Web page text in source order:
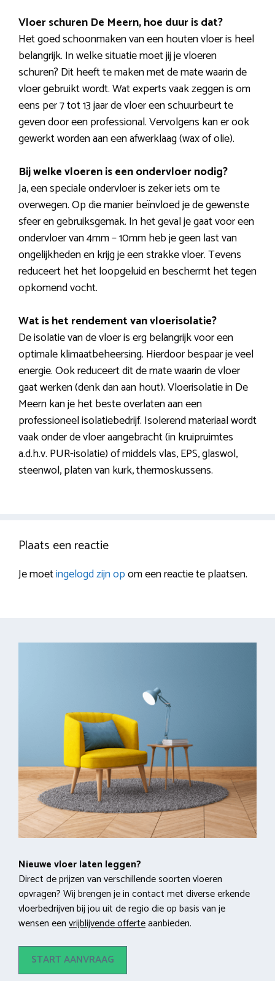
Vloer schuren De Meern, hoe duur is dat?
Het goed schoonmaken van een houten vloer is heel
belangrijk. In welke situatie moet jij je vloeren
schuren? Dit heeft te maken met de mate waarin de
vloer gebruikt wordt. Wat experts vaak zeggen is om
eens per 7 tot 13 jaar de vloer een schuurbeurt te
geven door een professional. Vervolgens kan er ook
gewerkt worden aan een afwerklaag (wax of olie).
Bij welke vloeren is een ondervloer nodig?
Ja, een speciale ondervloer is zeker iets om te
overwegen. Op die manier beïnvloed je de gewenste
sfeer en gebruiksgemak. In het geval je gaat voor een
ondervloer van 4mm – 10mm heb je geen last van
ongelijkheden en krijg je een strakke vloer. Tevens
reduceert het het loopgeluid en beschermt het tegen
opkomend vocht.
Wat is het rendement van vloerisolatie?
De isolatie van de vloer is erg belangrijk voor een
optimale klimaatbeheersing. Hierdoor bespaar je veel
energie. Ook reduceert dit de mate waarin de vloer
gaat werken (denk dan aan hout). Vloerisolatie in De
Meern kan je het beste overlaten aan een
professioneel isolatiebedrijf. Isolerend materiaal wordt
vaak onder de vloer aangebracht (in kruipruimtes
a.d.h.v. PUR-isolatie) of middels vlas, EPS, glaswol,
steenwol, platen van kurk, thermoskussens.
Plaats een reactie
Je moetingelogd zijn opom een reactie te plaatsen.
Nieuwe vloer laten leggen?
Direct de prijzen van verschillende soorten vloeren
opvragen? Wij brengen je in contact met diverse erkende
vloerbedrijven bij jou uit de regio die op basis van je
wensen eenvrijblijvende offerteaanbieden.
START AANVRAAG